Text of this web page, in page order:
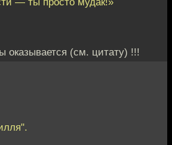
оказывается (см. цитату) !!!